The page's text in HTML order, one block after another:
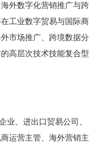
外数字化营销推广与跨
工业数字贸易与国际商
市场推广、跨境数据分
高层次技术技能复合型
、进出口贸易公司、
运营主管、海外营销主